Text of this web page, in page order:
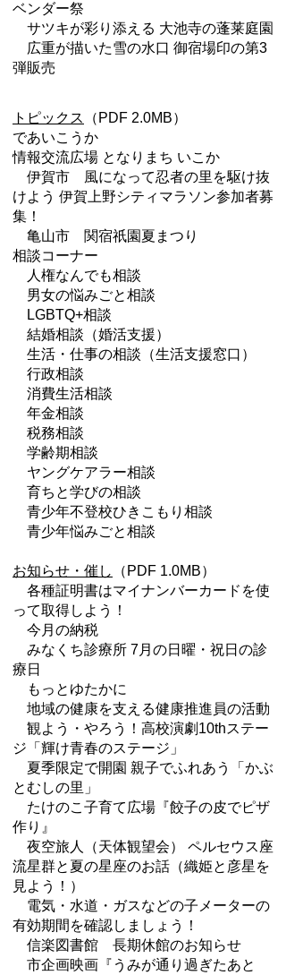
ベンダー祭
サツキが彩り添える 大池寺の蓬莱庭園
広重が描いた雪の水口 御宿場印の第3
弾販売
トピックス
（PDF 2.0MB）
であいこうか
情報交流広場 となりまち いこか
伊賀市 風になって忍者の里を駆け抜
けよう 伊賀上野シティマラソン参加者募
集！
亀山市 関宿祇園夏まつり
相談コーナー
人権なんでも相談
男女の悩みごと相談
LGBTQ+相談
結婚相談（婚活支援）
生活・仕事の相談（生活支援窓口）
行政相談
消費生活相談
年金相談
税務相談
学齢期相談
ヤングケアラー相談
育ちと学びの相談
青少年不登校ひきこもり相談
青少年悩みごと相談
お知らせ・催し
（PDF 1.0MB）
各種証明書はマイナンバーカードを使
って取得しよう！
今月の納税
みなくち診療所 7月の日曜・祝日の診
療日
もっとゆたかに
地域の健康を支える健康推進員の活動
観よう・やろう！高校演劇10thステー
ジ「輝け青春のステージ」
夏季限定で開園 親子でふれあう「かぶ
とむしの里」
たけのこ子育て広場『餃子の皮でピザ
作り』
夜空旅人（天体観望会） ペルセウス座
流星群と夏の星座のお話（織姫と彦星を
見よう！）
電気・水道・ガスなどの子メーターの
有効期間を確認しましょう！
信楽図書館 長期休館のお知らせ
市企画映画『うみが通り過ぎたあと